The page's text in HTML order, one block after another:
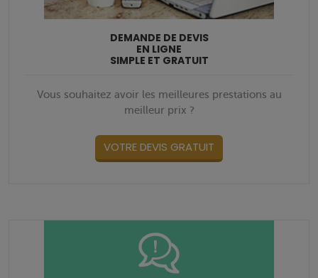
DEMANDE DE DEVIS
EN LIGNE
SIMPLE ET GRATUIT
Vous souhaitez avoir les meilleures prestations au
meilleur prix ?
VOTRE DEVIS GRATUIT